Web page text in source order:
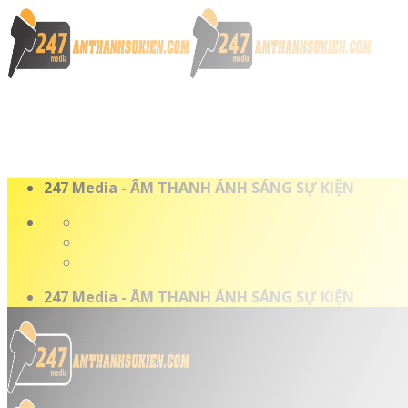
Skip
to
content
247 Media - ÂM THANH ÁNH SÁNG SỰ KIỆN
247 Media - ÂM THANH ÁNH SÁNG SỰ KIỆN